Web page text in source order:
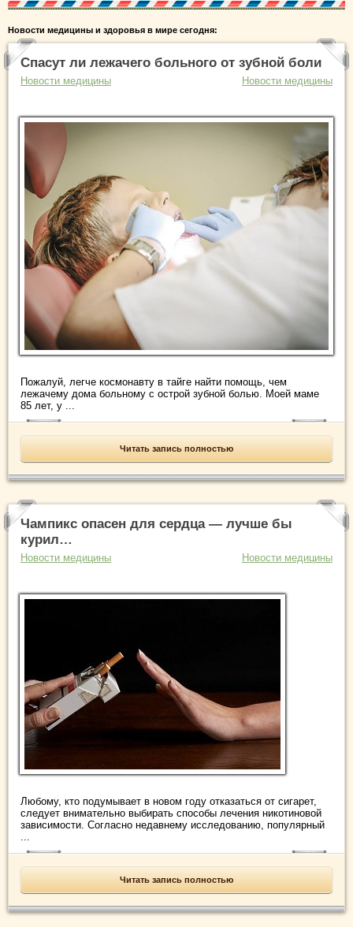
Новости медицины и здоровья в мире сегодня:
Cпасут ли лежачего больного от зубной боли
Новости медицины Новости медицины
Пожалуй, легче космонавту в тайге найти помощь, чем
лежачему дома больному с острой зубной болью. Моей маме
85 лет, у ...
Читать запись полностью
Чампикс опасен для сердца — лучше бы
курил…
Новости медицины Новости медицины
Любому, кто подумывает в новом году отказаться от сигарет,
следует внимательно выбирать способы лечения никотиновой
зависимости. Согласно недавнему исследованию, популярный
...
Читать запись полностью